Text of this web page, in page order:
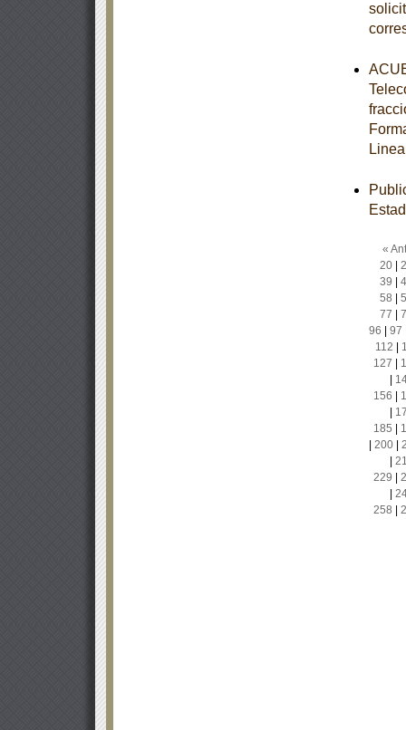
«
20|
39
58
77
96
97
112
127
156
185
200|
229
258